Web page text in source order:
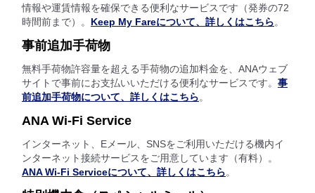
情報や運賃情報を確保できる便利なサービスです（発券の72
時間前まで）。 Keep My Fareについて、詳しくはこちら。
事前追加手荷物
無料手荷物許容量を超える手荷物の追加料金を、ANAウェブ
サイトで事前にお支払いいただける便利なサービスです。 事
前追加手荷物について、詳しくはこちら。
ANA Wi-Fi Service
インターネット、Eメール、SNSをご利用いただける機内イ
ンターネット接続サービスをご用意しています（有料）。
ANA Wi-Fi Serviceについて、詳しくはこちら。